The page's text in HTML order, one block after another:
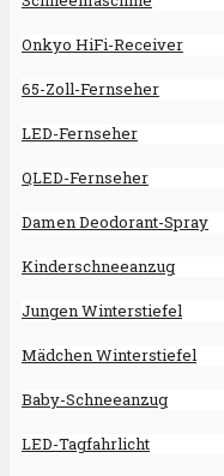
Onkyo HiFi-​Recei­ver
65-Zoll-Fernseher
LED-Fernseher
QLED-Fernseher
Damen Deodorant-Spray
Kinderschneeanzug
Jungen Winterstiefel
Mädchen Winterstiefel
Baby-Schneeanzug
LED-Tagfahrlicht